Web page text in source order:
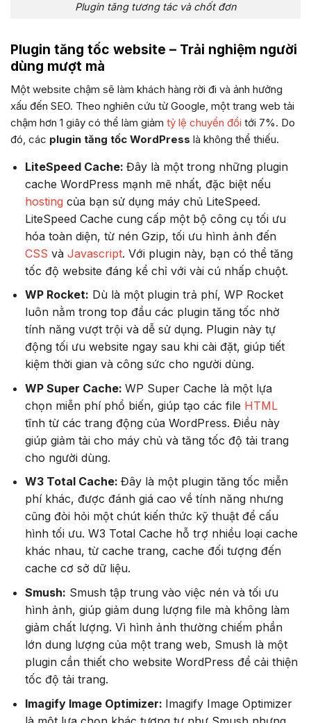
Plugin tăng tương tác và chốt đơn
Plugin tăng tốc website – Trải nghiệm người
dùng mượt mà
Một website chậm sẽ làm khách hàng rời đi và ảnh hưởng
xấu đến SEO. Theo nghiên cứu từ Google, một trang web tải
chậm hơn 1 giây có thể làm giảm tỷ lệ chuyển đổi tới 7%. Do
đó, các plugin tăng tốc WordPress là không thể thiếu.
LiteSpeed Cache: Đây là một trong những plugin
cache WordPress mạnh mẽ nhất, đặc biệt nếu
hostingcủa bạn sử dụng máy chủ LiteSpeed.
LiteSpeed Cache cung cấp một bộ công cụ tối ưu
hóa toàn diện, từ nén Gzip, tối ưu hình ảnh đến
CSS và Javascript. Với plugin này, bạn có thể tăng
tốc độ website đáng kể chỉ với vài cú nhấp chuột.
WP Rocket: Dù là một plugin trả phí, WP Rocket
luôn nằm trong top đầu các plugin tăng tốc nhờ
tính năng vượt trội và dễ sử dụng. Plugin này tự
động tối ưu website ngay sau khi cài đặt, giúp tiết
kiệm thời gian và công sức cho người dùng.
WP Super Cache: WP Super Cache là một lựa
chọn miễn phí phổ biến, giúp tạo các file HTML
tĩnh từ các trang động của WordPress. Điều này
giúp giảm tải cho máy chủ và tăng tốc độ tải trang
cho người dùng.
W3 Total Cache: Đây là một plugin tăng tốc miễn
phí khác, được đánh giá cao về tính năng nhưng
cũng đòi hỏi một chút kiến thức kỹ thuật để cấu
hình tối ưu. W3 Total Cache hỗ trợ nhiều loại cache
khác nhau, từ cache trang, cache đối tượng đến
cache cơ sở dữ liệu.
Smush: Smush tập trung vào việc nén và tối ưu
hình ảnh, giúp giảm dung lượng file mà không làm
giảm chất lượng. Vì hình ảnh thường chiếm phần
lớn dung lượng của một trang web, Smush là một
plugin cần thiết cho website WordPress để cải thiện
tốc độ tải trang.
Imagify Image Optimizer: Imagify Image Optimizer